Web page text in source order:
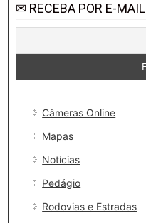
✉ RECEBA POR E-MAIL
Câmeras Online
Mapas
Notícias
Pedágio
Rodovias e Estradas